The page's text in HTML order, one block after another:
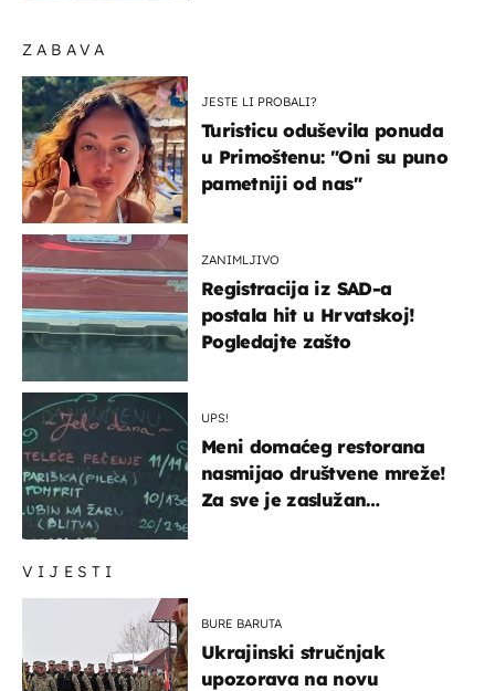
VIJESTI
BURE BARUTA
Ukrajinski stručnjak
upozorava na novu
ZABAVA
JESTE LI PROBALI?
Turisticu oduševila ponuda
u Primoštenu: "Oni su puno
pametniji od nas"
ZANIMLJIVO
Registracija iz SAD-a
postala hit u Hrvatskoj!
Pogledajte zašto
UPS!
Meni domaćeg restorana
nasmijao društvene mreže!
Za sve je zaslužan